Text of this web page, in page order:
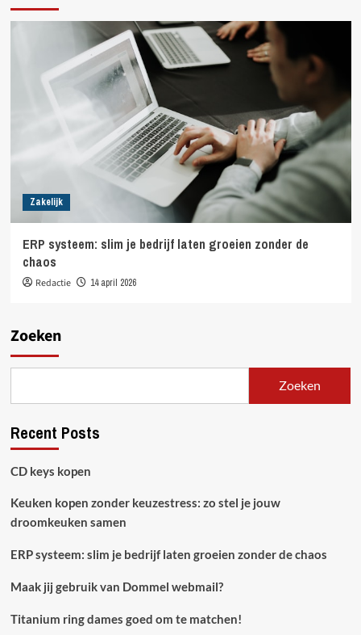
Zakelijk
ERP systeem: slim je bedrijf laten groeien zonder de
chaos
Redactie 14 april 2026
Zoeken
Zoeken
Recent Posts
CD keys kopen
Keuken kopen zonder keuzestress: zo stel je jouw
droomkeuken samen
ERP systeem: slim je bedrijf laten groeien zonder de chaos
Maak jij gebruik van Dommel webmail?
Titanium ring dames goed om te matchen!